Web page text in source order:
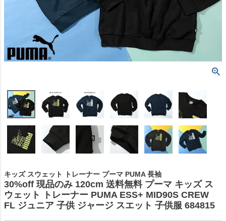
キッズ スウェット トレーナー プーマ PUMA 長袖
30%off 現品のみ 120cm 送料無料 プーマ キッズ ス
ウェット トレーナー PUMA ESS+ MID90S CREW
FL ジュニア 子供 ジャージ スエット 子供服 684815